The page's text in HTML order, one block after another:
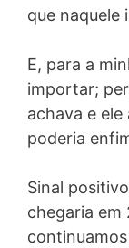
que
E, para a
importar;
achava e ele
poderia
Sinal
chegaria em